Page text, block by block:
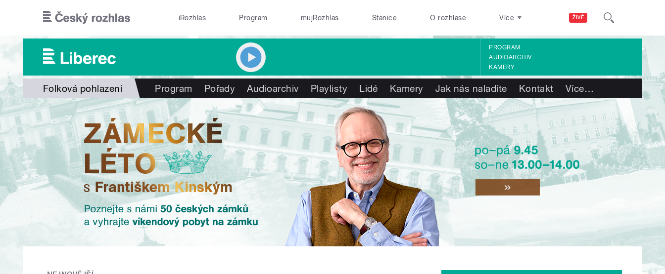
ŽIVĚ
iRozhlas Program mujRozhlas Stanice O rozhlase Více
PROGRAM
AUDIOARCHIV
KAMERY
Folková pohlazení Program Pořady Audioarchiv Playlisty Lidé Kamery Jak nás naladíte Kontakt Více…